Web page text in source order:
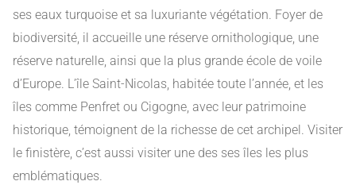
ses eaux turquoise et sa luxuriante végétation. Foyer de
biodiversité, il accueille une réserve ornithologique, une
réserve naturelle, ainsi que la plus grande école de voile
d’Europe. L’île Saint-Nicolas, habitée toute l’année, et les
îles comme Penfret ou Cigogne, avec leur patrimoine
historique, témoignent de la richesse de cet archipel. Visiter
le finistère, c’est aussi visiter une des ses îles les plus
emblématiques.